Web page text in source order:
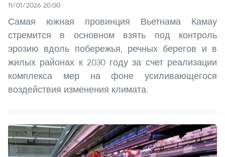
11/01/2026 20:00
Самая южная провинция Вьетнама Камау
стремится в основном взять под контроль
эрозию вдоль побережья, речных берегов и в
жилых районах к 2030 году за счет реализации
комплекса мер на фоне усиливающегося
воздействия изменения климата.